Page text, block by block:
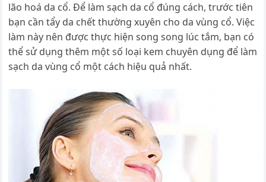
lão hoá da cổ. Để làm sạch da cổ đúng cách, trước tiên
bạn cần tẩy da chết thường xuyên cho da vùng cổ.Việc
làm này nên được thực hiện song song lúc tắm, bạn có
thể sử dụng thêm một số loại kem chuyên dụng để làm
sạch da vùng cổ một cách hiệu quả nhất.